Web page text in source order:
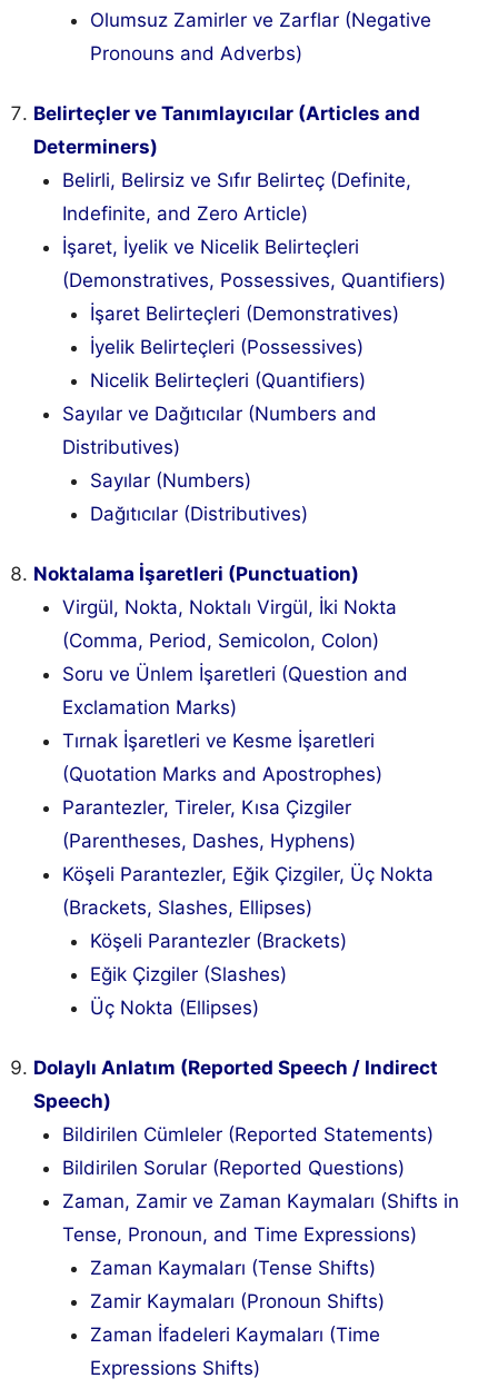
Olumsuz Zamirler ve Zarflar (Negative
Pronouns and Adverbs)
Belirteçler ve Tanımlayıcılar (Articles and
Determiners)
Belirli, Belirsiz ve Sıfır Belirteç (Definite,
Indefinite, and Zero Article)
İşaret, İyelik ve Nicelik Belirteçleri
(Demonstratives, Possessives, Quantifiers)
İşaret Belirteçleri (Demonstratives)
İyelik Belirteçleri (Possessives)
Nicelik Belirteçleri (Quantifiers)
Sayılar ve Dağıtıcılar (Numbers and
Distributives)
Sayılar (Numbers)
Dağıtıcılar (Distributives)
Noktalama İşaretleri (Punctuation)
Virgül, Nokta, Noktalı Virgül, İki Nokta
(Comma, Period, Semicolon, Colon)
Soru ve Ünlem İşaretleri (Question and
Exclamation Marks)
Tırnak İşaretleri ve Kesme İşaretleri
(Quotation Marks and Apostrophes)
Parantezler, Tireler, Kısa Çizgiler
(Parentheses, Dashes, Hyphens)
Köşeli Parantezler, Eğik Çizgiler, Üç Nokta
(Brackets, Slashes, Ellipses)
Köşeli Parantezler (Brackets)
Eğik Çizgiler (Slashes)
Üç Nokta (Ellipses)
Dolaylı Anlatım (Reported Speech / Indirect
Speech)
Bildirilen Cümleler (Reported Statements)
Bildirilen Sorular (Reported Questions)
Zaman, Zamir ve Zaman Kaymaları (Shifts in
Tense, Pronoun, and Time Expressions)
Zaman Kaymaları (Tense Shifts)
Zamir Kaymaları (Pronoun Shifts)
Zaman İfadeleri Kaymaları (Time
Expressions Shifts)